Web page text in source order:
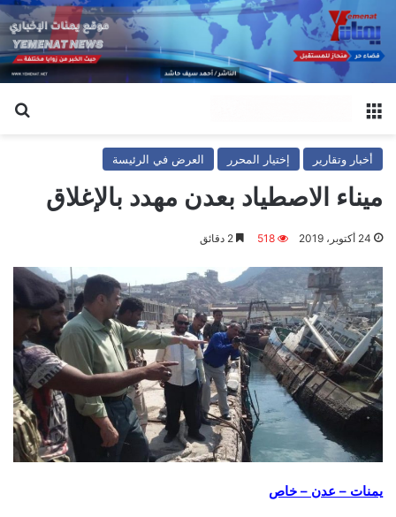
أخبار وتقارير إختيار المحرر العرض في الرئيسة
ميناء الاصطياد بعدن مهدد بالإغلاق
24 أكتوبر، 2019 518
يمنات – عدن – خاص